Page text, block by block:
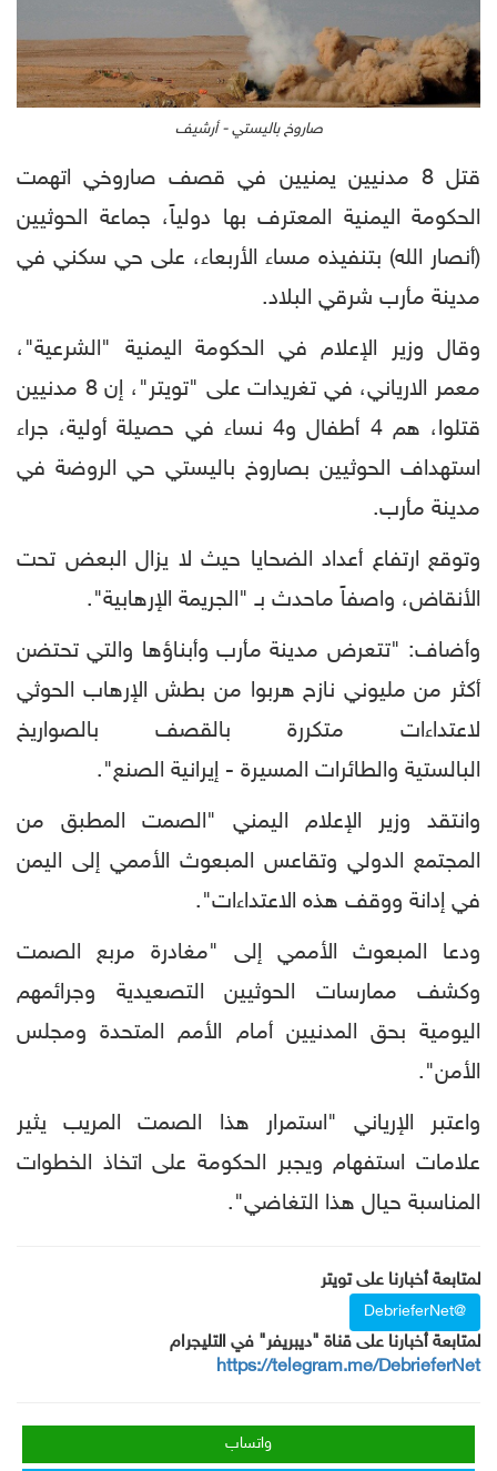
صاروخ باليستي - أرشيف
قتل 8 مدنيين يمنيين في قصف صاروخي اتهمت
الحكومة اليمنية المعترف بها دولياً، جماعة الحوثيين
(أنصار الله) بتنفيذه مساء الأربعاء، على حي سكني في
مدينة مأرب شرقي البلاد.
وقال وزير الإعلام في الحكومة اليمنية "الشرعية"،
معمر الارياني، في تغريدات على "تويتر"، إن 8 مدنيين
قتلوا، هم 4 أطفال و4 نساء في حصيلة أولية، جراء
استهداف الحوثيين بصاروخ باليستي حي الروضة في
مدينة مأرب.
وتوقع ارتفاع أعداد الضحايا حيث لا يزال البعض تحت
الأنقاض، واصفاً ماحدث بـ "الجريمة الإرهابية".
وأضاف: "‏تتعرض مدينة مأرب وأبناؤها والتي تحتضن
أكثر من مليوني نازح هربوا من بطش الإرهاب الحوثي
لاعتداءات متكررة بالقصف بالصواريخ
البالستية والطائرات المسيرة - إيرانية الصنع".
وانتقد وزير الإعلام اليمني "الصمت المطبق من
المجتمع الدولي وتقاعس المبعوث الأممي إلى اليمن
في إدانة ووقف هذه الاعتداءات".
‏ودعا المبعوث الأممي إلى "مغادرة مربع الصمت
وكشف ممارسات الحوثيين التصعيدية وجرائمهم
اليومية بحق المدنيين أمام الأمم المتحدة ومجلس
الأمن".
واعتبر الإرياني "استمرار هذا الصمت المريب يثير
علامات استفهام ويجبر الحكومة على اتخاذ الخطوات
المناسبة حيال هذا التغاضي".
لمتابعة أخبارنا على تويتر
@DebrieferNet
لمتابعة أخبارنا على قناة "ديبريفر" في التليجرام
https://telegram.me/DebrieferNet
واتساب